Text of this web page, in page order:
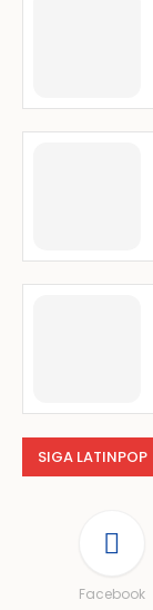
SIGA LATINPOP
Facebook